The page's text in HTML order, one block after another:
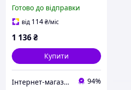
фігурки в ас.)
Готово до відправки
від 114₴/міс
1 136₴
Купити
Інтернет-магазин срібних прикрас "Талісман" 94%